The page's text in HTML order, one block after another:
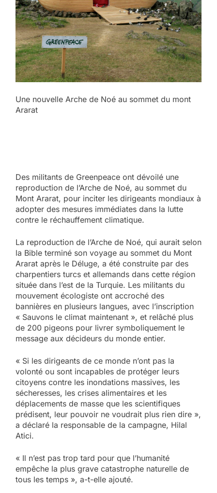
Une nouvelle Arche de Noé au sommet du mont
Ararat
Des militants de Greenpeace ont dévoilé une
reproduction de l’Arche de Noé, au sommet du
Mont Ararat, pour inciter les dirigeants mondiaux à
adopter des mesures immédiates dans la lutte
contre le réchauffement climatique.
La reproduction de l’Arche de Noé, qui aurait selon
la Bible terminé son voyage au sommet du Mont
Ararat après le Déluge, a été construite par des
charpentiers turcs et allemands dans cette région
située dans l’est de la Turquie. Les militants du
mouvement écologiste ont accroché des
bannières en plusieurs langues, avec l’inscription
« Sauvons le climat maintenant », et relâché plus
de 200 pigeons pour livrer symboliquement le
message aux décideurs du monde entier.
« Si les dirigeants de ce monde n’ont pas la
volonté ou sont incapables de protéger leurs
citoyens contre les inondations massives, les
sécheresses, les crises alimentaires et les
déplacements de masse que les scientifiques
prédisent, leur pouvoir ne voudrait plus rien dire »,
a déclaré la responsable de la campagne, Hilal
Atici.
« Il n’est pas trop tard pour que l’humanité
empêche la plus grave catastrophe naturelle de
tous les temps », a-t-elle ajouté.